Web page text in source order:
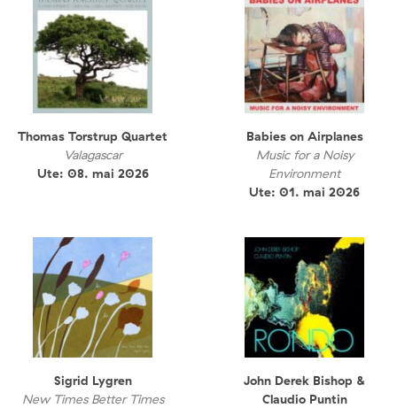
Thomas Torstrup Quartet
Valagascar
Ute: 08. mai 2026
Babies on Airplanes
Music for a Noisy
Environment
Ute: 01. mai 2026
Sigrid Lygren
New Times Better Times
John Derek Bishop &
Claudio Puntin